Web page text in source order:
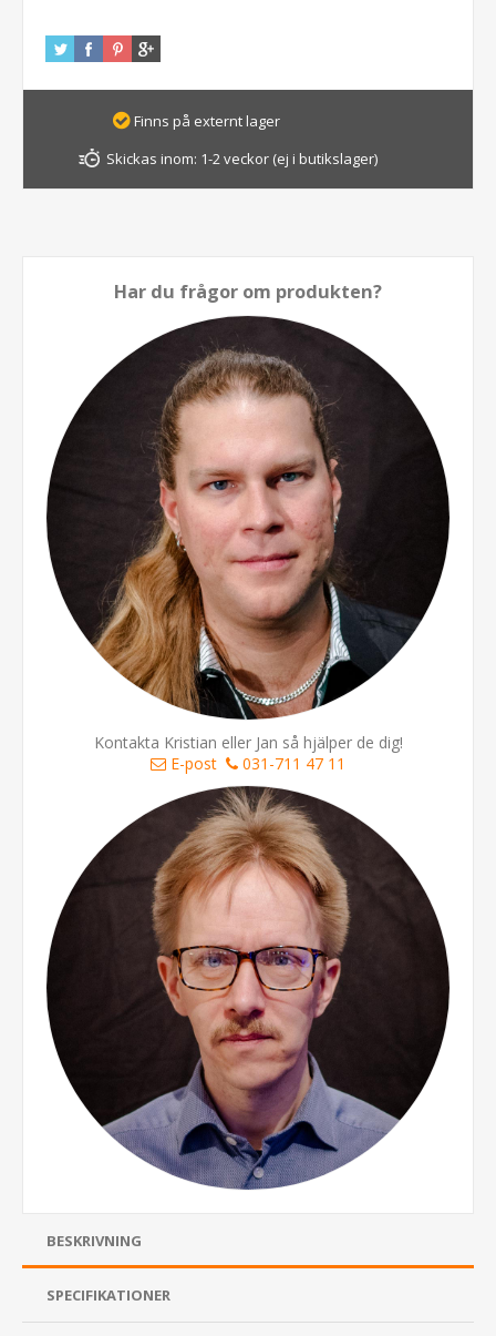
Finns på externt lager
Skickas inom: 1-2 veckor (ej i butikslager)
Har du frågor om produkten?
Kontakta Kristian eller Jan så hjälper de dig!
E-post
031-711 47 11
BESKRIVNING
SPECIFIKATIONER